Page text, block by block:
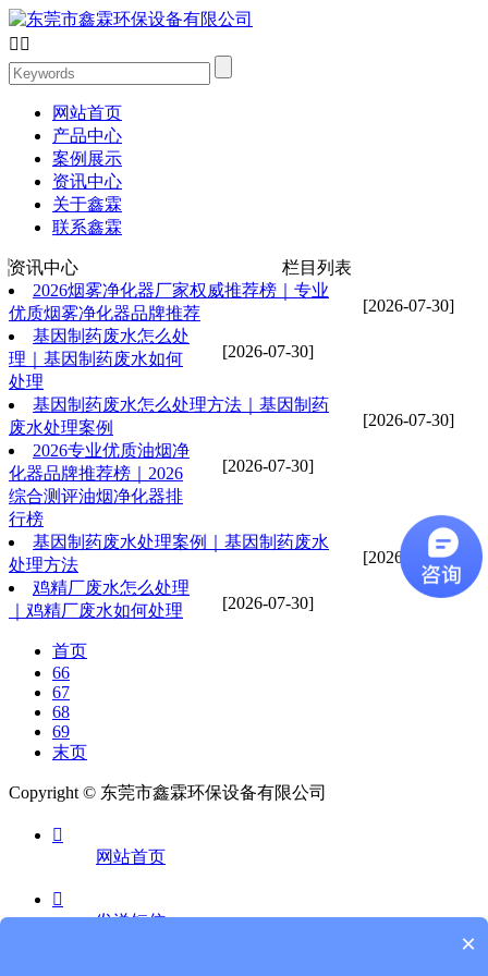
 
网站首页
产品中心
案例展示
资讯中心
关于鑫霖
联系鑫霖
资讯中心 栏目列表
[2026-07-30]
2026烟雾净化器厂家权威推荐榜｜专业
优质烟雾净化器品牌推荐
[2026-07-30]
基因制药废水怎么处
理｜基因制药废水如何
处理
[2026-07-30]
基因制药废水怎么处理方法｜基因制药
废水处理案例
[2026-07-30]
2026专业优质油烟净
化器品牌推荐榜｜2026
综合测评油烟净化器排
行榜
[2026-07-30]
基因制药废水处理案例｜基因制药废水
处理方法
[2026-07-30]
鸡精厂废水怎么处理
｜鸡精厂废水如何处理
首页
66
67
68
69
末页
Copyright © 东莞市鑫霖环保设备有限公司

网站首页

发送短信
×